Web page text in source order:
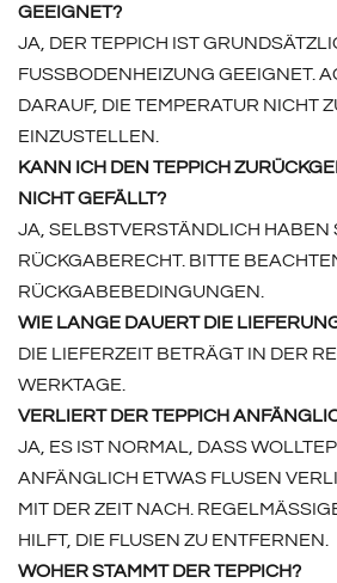
EEIGNET?
JA, DER TEPPICH IST
FUSSBODENHEIZUNG GEEIGNET.
ARAUF, DIE TEMPERATUR NICHT ZU
INZUSTELLEN.
KANN ICH DEN TEPPICH
NICHT GEFÄLLT?
JA, SELBSTVERSTÄNDLICH HABEN
RÜCKGABERECHT. BITTE
RÜCKGABEBEDINGUNGEN.
WIE LANGE DAUERT DIE
DIE LIEFERZEIT BETRÄGT IN DER
WERKTAGE.
VERLIERT DER TEPPICH
JA, ES IST NORMAL, DASS
ANFÄNGLICH ETWAS FLUSEN
MIT DER ZEIT NACH.
ILFT, DIE FLUSEN ZU ENTFERNEN.
WOHER STAMMT DER TEPPICH?